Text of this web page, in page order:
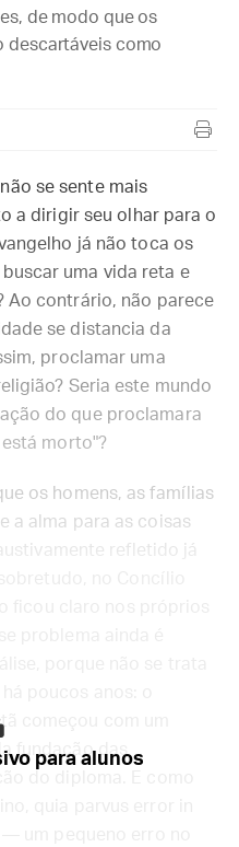
de modo que os
descartáveis como
se sente mais
a dirigir seu olhar para o
já não toca os
uma vida reta e
Ao contrário, não parece
se distancia da
proclamar uma
Seria este mundo
do que proclamara
morto"?
os homens, as famílias
a alma para as coisas
refletido já
começou com um
fundação das
para alunos